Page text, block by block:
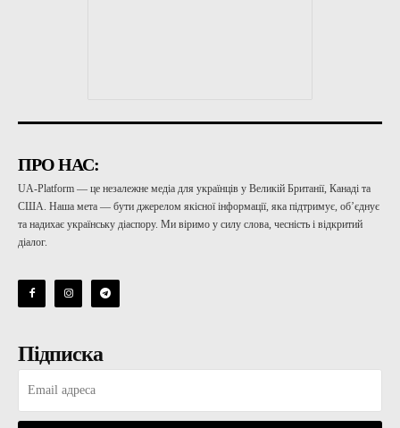
ПРО НАС:
UA-Platform — це незалежне медіа для українців у Великій Британії, Канаді та
США. Наша мета — бути джерелом якісної інформації, яка підтримує, об’єднує
та надихає українську діаспору. Ми віримо у силу слова, чесність і відкритий
діалог.
Підписка